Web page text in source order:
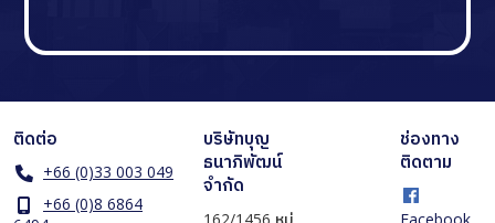
ติดต่อ
+66 (0)33 003 049
+66 (0)8 6864
บริษัทบุญ
ธนาภิพัฒน์
จำกัด
162/1456 หมู่
ช่องทาง
ติดตาม
Facebook